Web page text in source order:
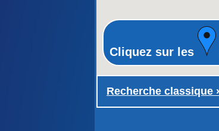
Recherche classique
Recherche classique
Cliquez sur les